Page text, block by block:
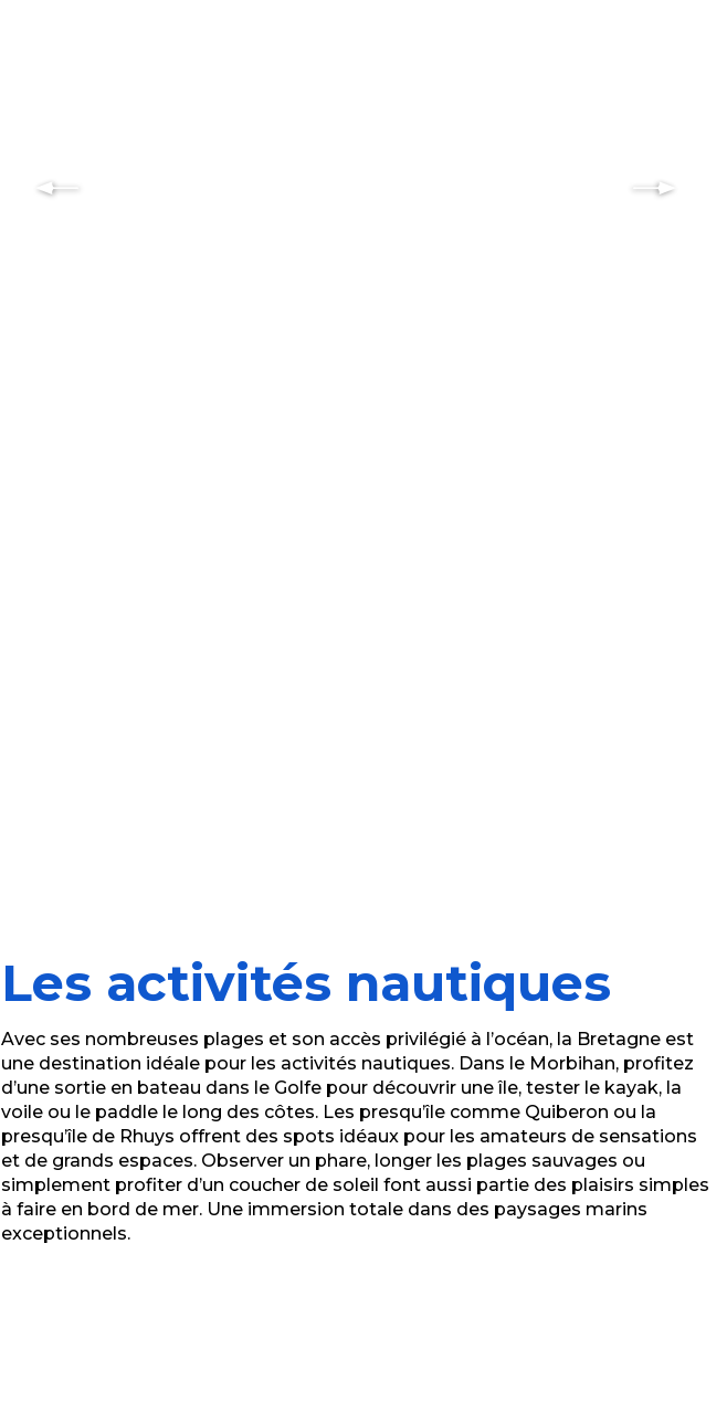
Les activités nautiques
Avec ses nombreuses plages et son accès privilégié à l’océan, la Bretagne est
une destination idéale pour les activités nautiques. Dans le Morbihan, profitez
d’une sortie en bateau dans le Golfe pour découvrir une île, tester le kayak, la
voile ou le paddle le long des côtes. Les presqu’île comme Quiberon ou la
presqu’île de Rhuys offrent des spots idéaux pour les amateurs de sensations
et de grands espaces. Observer un phare, longer les plages sauvages ou
simplement profiter d’un coucher de soleil font aussi partie des plaisirs simples
à faire en bord de mer. Une immersion totale dans des paysages marins
exceptionnels.